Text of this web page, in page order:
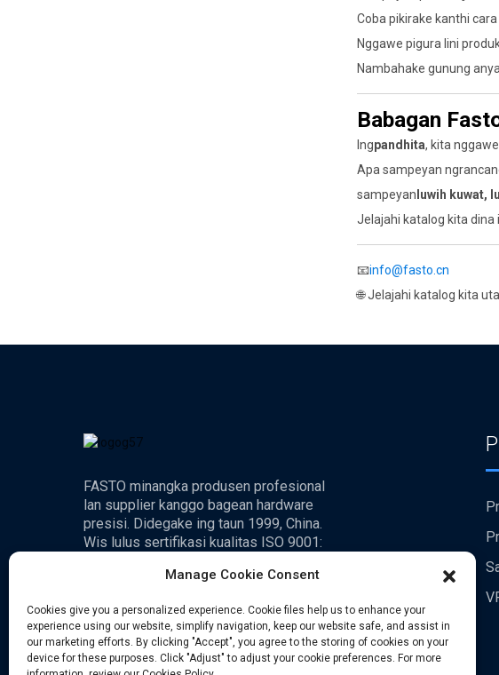
Coba pikirake kanthi cara
Nggawe pigura lini
Nambahake gunung
Babagan
Ingpandhita, kita
Apa sampeyan
sampeyanluwih kuwat,
Jelajahi katalog kita dina
📧info@fasto.cn
🌐 Jelajahi katalog kita
FASTO minangka produsen profesional
lan supplier kanggo bagean hardware
presisi. Didegake ing taun 1999, China.
Wis lulus sertifikasi kualitas ISO 9001:
Manage Cookie Consent
Cookies give you a personalized experience. Cookie files help us to enhance your
experience using our website, simplify navigation, keep our website safe, and assist in
our marketing efforts. By clicking "Accept", you agree to the storing of cookies on your
device for these purposes. Click "Adjust" to adjust your cookie preferences. For more